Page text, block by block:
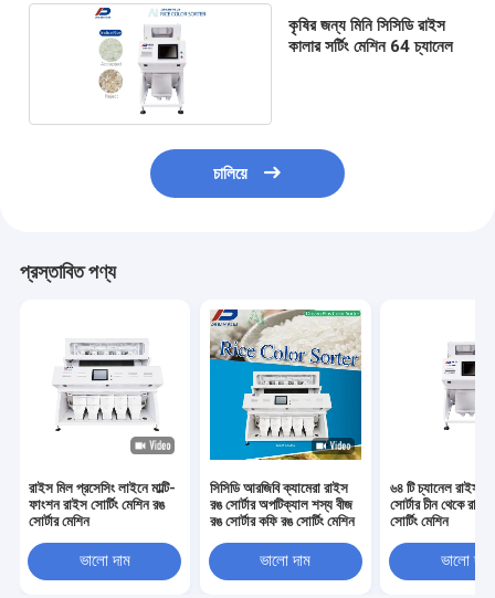
কৃষির জন্য মিনি সিসিডি রাইস
কালার সর্টিং মেশিন 64 চ্যানেল
চালিয়ে
প্রস্তাবিত পণ্য
রাইস মিল প্রসেসিং লাইনে মাল্টি-
ফাংশন রাইস সোর্টিং মেশিন রঙ
সোর্টার মেশিন
ভালো দাম
সিসিডি আরজিবি ক্যামেরা রাইস
রঙ সোর্টার অপটিক্যাল শস্য বীজ
রঙ সোর্টার কফি রঙ সোর্টিং মেশিন
ভালো দাম
৬৪ টি চ্যানেল রাইস
সোর্টার চীন থেকে
সোর্টিং মেশিন
ভালো দাম